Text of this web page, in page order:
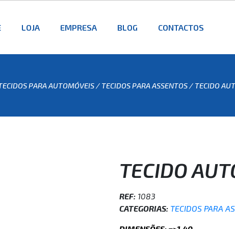
LOJA EMPRESA BLOG CONTACTOS
PARA AUTOMÓVEIS/ TECIDOS PARA ASSENTOS/ TECIDO
TECIDO
REF: 1083
CATEGORIAS: TECIDOS PARA